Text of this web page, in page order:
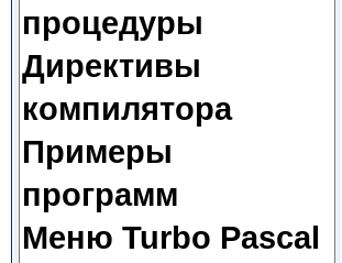
процедуры
Директивы
компилятора
Примеры
программ
Меню Turbo Pascal